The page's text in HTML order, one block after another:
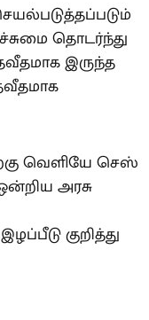
தொடர்ந்து
இருந்த
வெளியே செஸ்
அரசு
குறித்து